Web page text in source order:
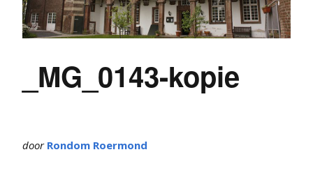
_MG_0143-kopie
door Rondom Roermond